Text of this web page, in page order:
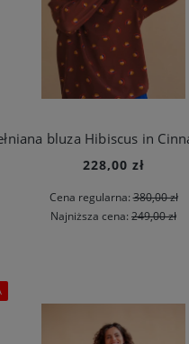
bluza Hibiscus in
228,00 zł
Cena regularna:380,00 zł
Najniższa cena: 249,00 zł